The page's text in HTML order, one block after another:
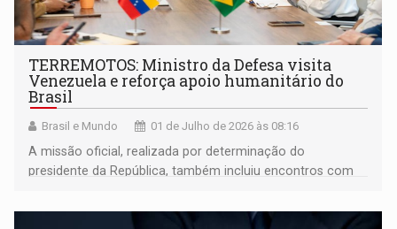
TERREMOTOS: Ministro da Defesa visita
Venezuela e reforça apoio humanitário do
Brasil
Brasil e Mundo 01 de Julho de 2026 às 08:16
A missão oficial, realizada por determinação do
presidente da República, também incluiu encontros com
ações de assistência em andamento